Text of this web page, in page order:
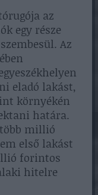
az
egy része
Az
eladó lakást,
környékén
határa.
millió
első lakást
forintos
hitelre